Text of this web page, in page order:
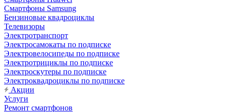
Смартфоны Samsung
Бензиновые квадроциклы
Телевизоры
Электротранспорт
Электросамокаты по подписке
Электровелосипеды по подписке
Электротрициклы по подписке
Электроскутеры по подписке
Электроквадроциклы по подписке
Акции
Услуги
Ремонт смартфонов